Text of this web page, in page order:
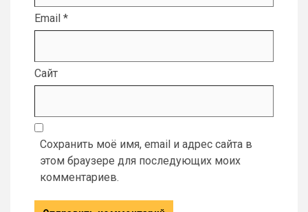
Email *
Сайт
Сохранить моё имя, email и адрес сайта в
этом браузере для последующих моих
комментариев.